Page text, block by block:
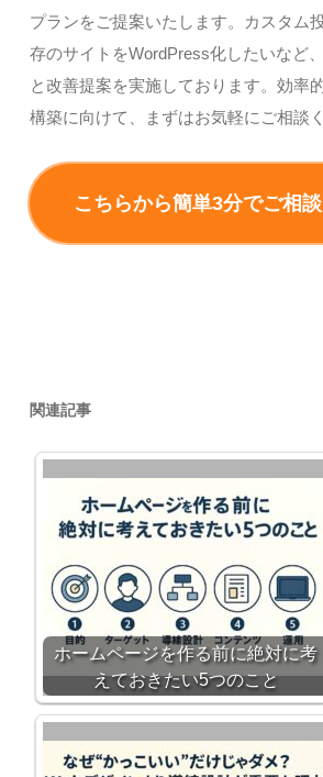
プランをご提案いたします。カスタム
存のサイトをWordPress化したいなど
と改善提案を実施しております。効率
構築に向けて、まずはお気軽にご相談く
こちらから簡単3分でご相談
関連記事
ホームページを作る前に絶対に考
えておきたい5つのこと